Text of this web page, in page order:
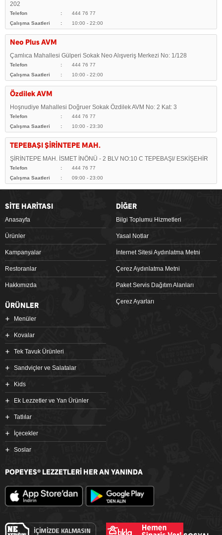
202
Telefon
444 76 77
Çalışma Saatleri
10:00 - 22:00
Neo Plus AVM
Çamlıca Mahallesi Gülperi Sokak Neo Alışveriş Merkezi No: 1/128
Telefon
444 76 77
Çalışma Saatleri
10:00 - 22:00
Özdilek AVM
Hoşnudiye Mahallesi Doğruer Sokak Özdilek AVM No: 2 Kat: 3
Telefon
444 76 77
Çalışma Saatleri
10:00 - 23:30
TEPEBAŞI ŞİRİNTEPE MAH.
ŞİRİNTEPE MAH. İSMET İNÖNÜ - 2 BLV NO:10 C TEPEBAŞI/ ESKİŞEHİR
Telefon
444 76 77
Çalışma Saatleri
09:00 - 23:00
SİTE HARİTASI
Anasayfa
Ürünler
Kampanyalar
Restoranlar
Hakkımızda
DİĞER
Bilgi Toplumu Hizmetleri
Yasal Notlar
İnternet Sitesi Aydınlatma Metni
Çerez Aydınlatma Metni
Paket Servis Dağıtım Alanları
Çerez Ayarları
ÜRÜNLER
Menüler
Kovalar
Tek Tavuk Ürünleri
Sandviçler ve Salatalar
Kids
Ek Lezzetler ve Yan Ürünler
Tatlılar
İçecekler
Soslar
POPEYES® LEZZETLERİ HER AN YANINDA